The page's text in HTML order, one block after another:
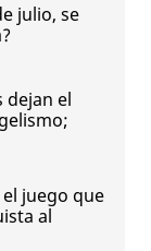
julio, se
dejan el
juego que
al